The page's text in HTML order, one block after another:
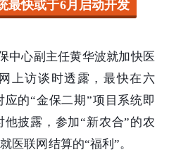
最快或于6月启动开发
中心副主任黄华波就加快医
上访谈时透露，最快在六
的“金保二期”项目系统即
披露，参加“新农合”的农
医联网结算的“福利”。